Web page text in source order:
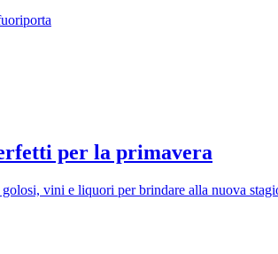
per la primavera
vini e liquori per brindare alla nuova